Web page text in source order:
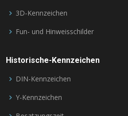
3D-Kennzeichen
Fun- und Hinweisschilder
Historische-Kennzeichen
DIN-Kennzeichen
Y-Kennzeichen